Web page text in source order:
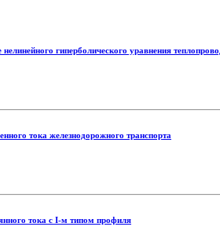
гиперболического уравнения
тока железнодорожного транспорта
тока с I-м типом профиля